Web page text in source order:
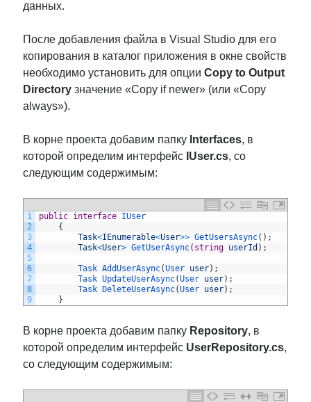
данных.
После добавления файла в Visual Studio для его
копирования в каталог приложения в окне свойств
необходимо установить для опцииCopy to Output
Directory значение «Copy if newer» (или «Copy
always»).
В корне проекта добавим папку Interfaces, в
которой определим интерфейс IUser.cs, со
следующим содержимым:
1
2
3
4
5
6
7
8
9
public interface IUser
{
Task<IEnumerable<User>> GetUsersAsync( ) ;
Task<User> GetUserAsync( string userId ) ;
Task AddUserAsync(User user) ;
Task UpdateUserAsync(User user) ;
Task
DeleteUserAsync(User user) ;
}
В корне проекта добавим папку Repository, в
которой определим интерфейс UserRepository.cs,
со следующим содержимым: